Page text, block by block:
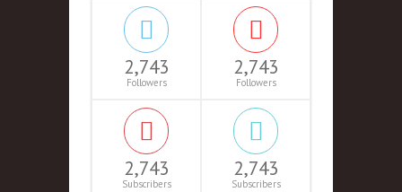
2,743
Followers
2,743
Followers
2,743
Subscribers
2,743
Subscribers